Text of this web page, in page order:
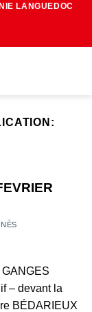
LANGUEDOC
– devant la
BÉDARIEUX